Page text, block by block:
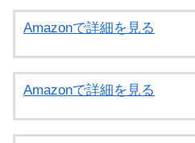
Amazonで詳細を見る
Amazonで詳細を見る